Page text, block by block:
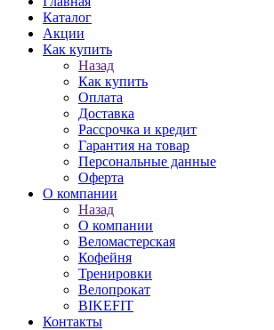
Каталог
Акции
Как купить
Назад
Как купить
Оплата
Доставка
Рассрочка и кредит
Гарантия на товар
Персональные данные
Оферта
О компании
Назад
О компании
Веломастерская
Кофейня
Тренировки
Велопрокат
BIKEFIT
Контакты